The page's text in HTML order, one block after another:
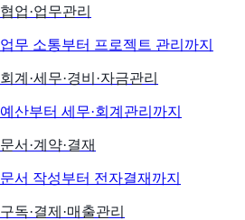
협업·업무관리
업무 소통부터 프로젝트 관리까지
회계·세무·경비·자금관리
예산부터 세무·회계관리까지
문서·계약·결재
문서 작성부터 전자결재까지
구독·결제·매출관리